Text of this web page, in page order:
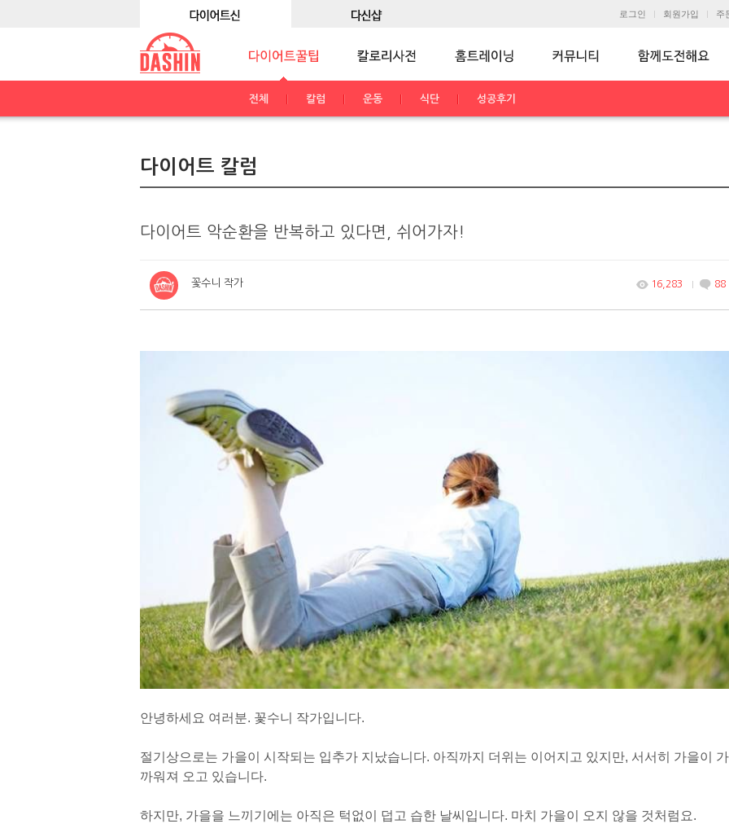
로그인 회원가입 주
전체 칼럼 운동 식단 성공후기
다이어트 칼럼
다이어트 악순환을 반복하고 있다면, 쉬어가자!
꽃수니 작가 16,283 88
안녕하세요 여러분. 꽃수니 작가입니다.
절기상으로는 가을이 시작되는 입추가 지났습니다. 아직까지 더위는 이어지고 있지만, 서서히 가을이 가
까워져 오고 있습니다.
하지만, 가을을 느끼기에는 아직은 턱없이 덥고 습한 날씨입니다. 마치 가을이 오지 않을 것처럼요.